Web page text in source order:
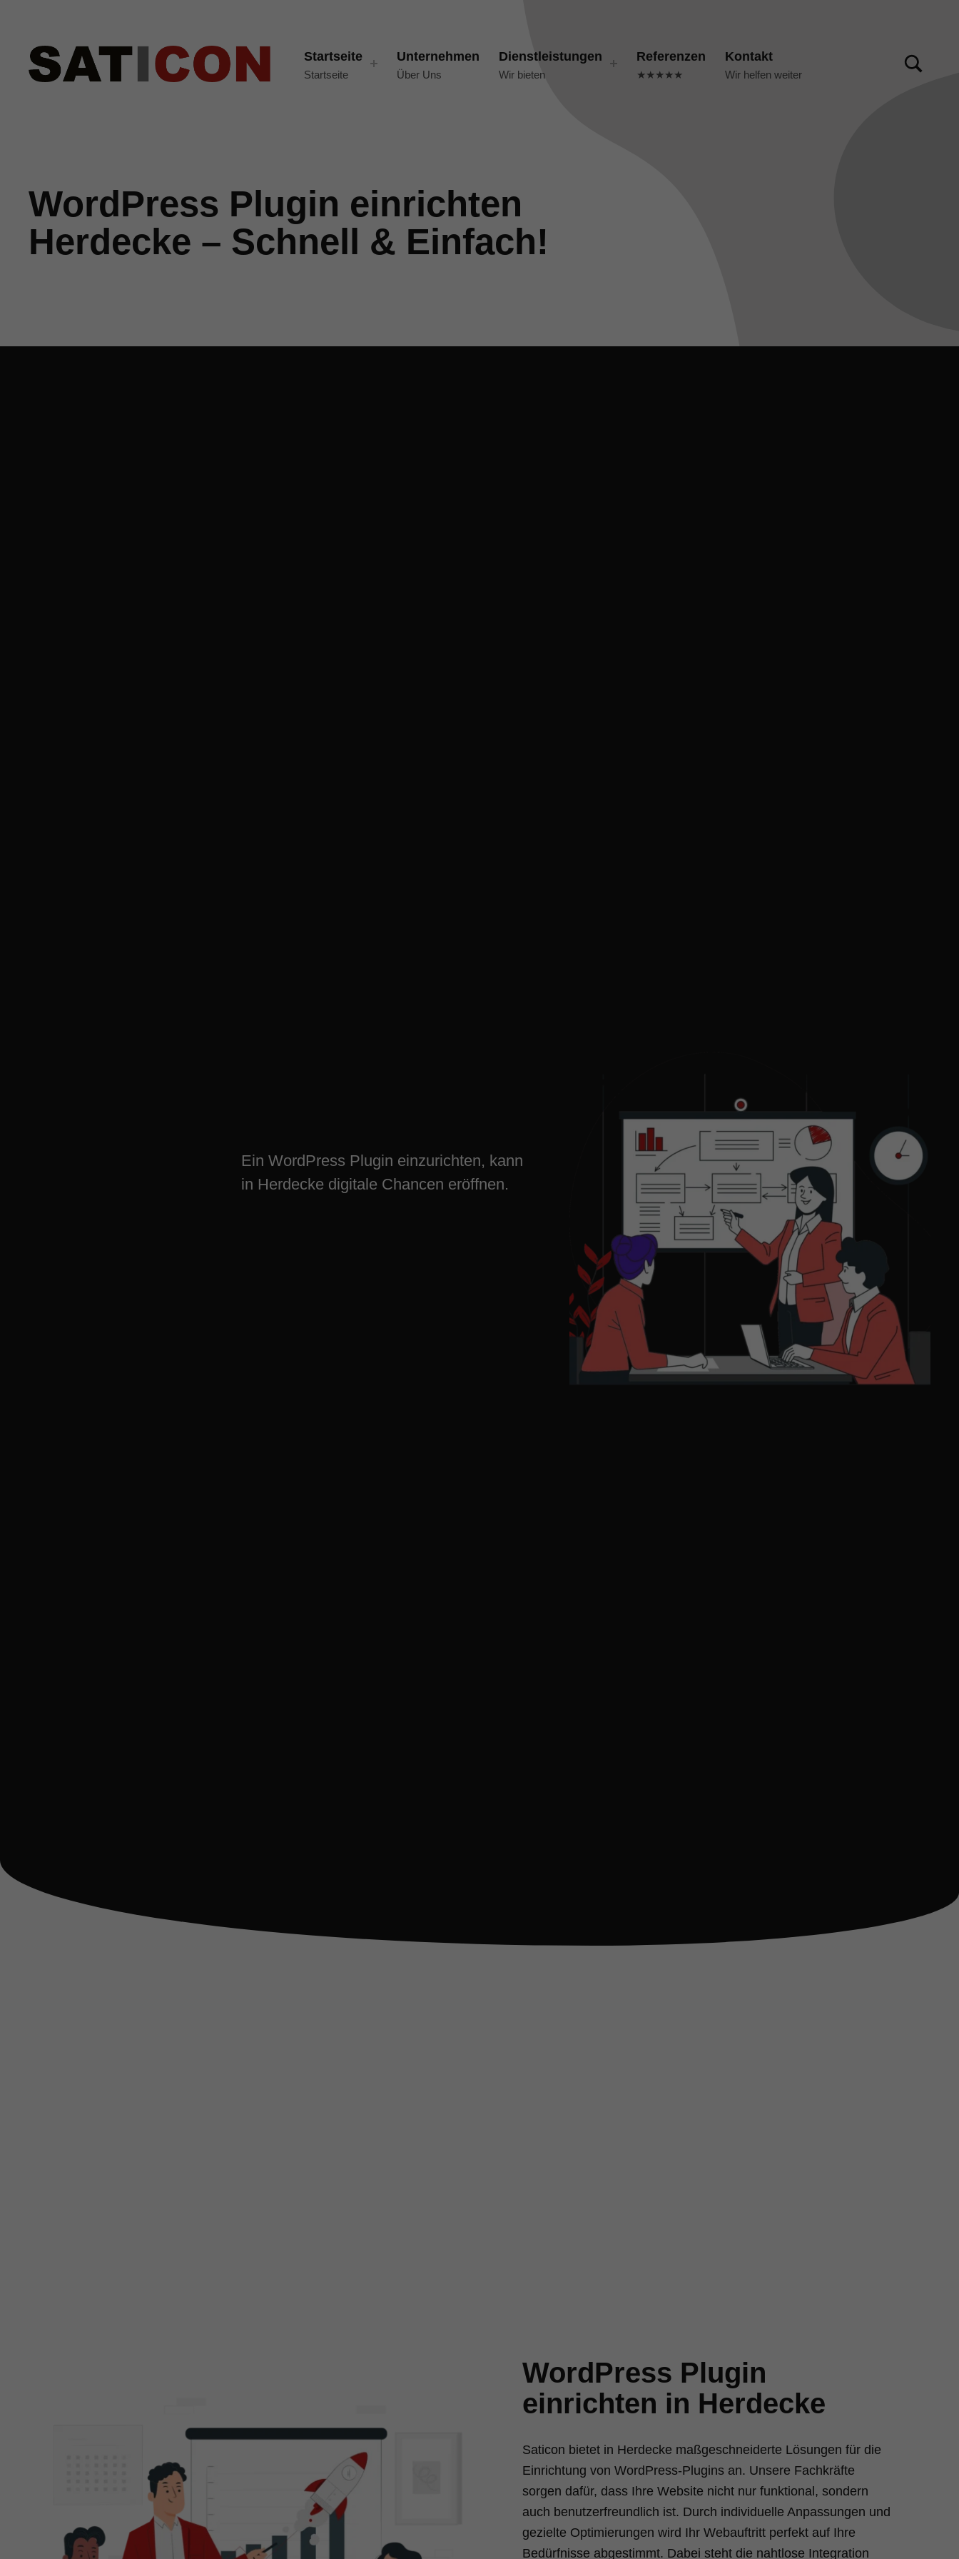
Startseite
Startseite
Unternehmen
Über Uns
Dienstleistungen
Wir bieten
Referenzen
★★★★★
Kontakt
Wir helfen weiter
WordPress Plugin einrichten
Herdecke – Schnell & Einfach!
Ein WordPress Plugin einzurichten, kann
in Herdecke digitale Chancen eröffnen.
WordPress Plugin
einrichten in Herdecke
Saticon bietet in Herdecke maßgeschneiderte Lösungen für die
Einrichtung von WordPress-Plugins an. Unsere Fachkräfte
sorgen dafür, dass Ihre Website nicht nur funktional, sondern
auch benutzerfreundlich ist. Durch individuelle Anpassungen und
gezielte Optimierungen wird Ihr Webauftritt perfekt auf Ihre
Bedürfnisse abgestimmt. Dabei steht die nahtlose Integration